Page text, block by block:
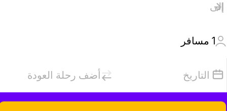
1 مسافر
التاريخ أضف رحلة العودة